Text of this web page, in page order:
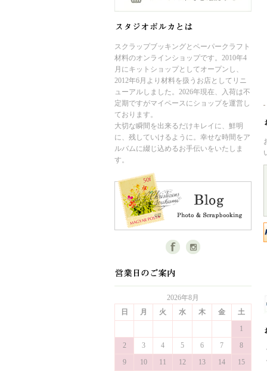
スクラップブッキングとペーパークラフト
材料のオンラインショップです。2010年4
月にキットショップとしてオープンし、
2012年6月より材料を扱うお店としてリニ
ューアルしました。2026年現在、入荷は不
定期ですがマイペースにショップを運営し
ております。
大切な瞬間を出来るだけキレイに、鮮明
に、残していけるように。幸せな時間をア
ルバムに綴じ込めるお手伝いをいたしま
す。
2026年8月
日
月 火 水 木 金
土
1
2
3 4 5 6 7
8
9
10 11 12 13 14
15